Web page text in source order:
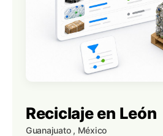
Reciclaje en León
Guanajuato , México